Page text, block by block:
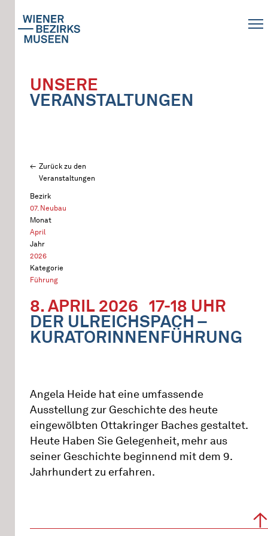
UNSERE
VERANSTALTUNGEN
Zurück zu den
Veranstaltungen
Bezirk
07. Neubau
Monat
April
Jahr
2026
Kategorie
Führung
8. APRIL 2026 17-18 UHR
DER ULREICHSPACH –
KURATORINNENFÜHRUNG
Angela Heide hat eine umfassende
Ausstellung zur Geschichte des heute
eingewölbten Ottakringer Baches gestaltet.
Heute Haben Sie Gelegenheit, mehr aus
seiner Geschichte beginnend mit dem 9.
Jahrhundert zu erfahren.